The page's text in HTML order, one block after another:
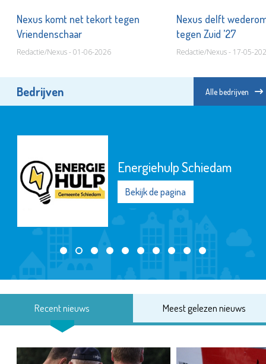
Nexus komt net tekort tegen
Vriendenschaar
Redactie/Nexus - 01-06-2026
Nexus delft
tegen Zuid ’27
Redactie/Nexus - 17-05-
Bedrijven Alle bedrijven
Energiehulp Schiedam
Bekijk de pagina
Recent nieuws Meest gelezen nieuws